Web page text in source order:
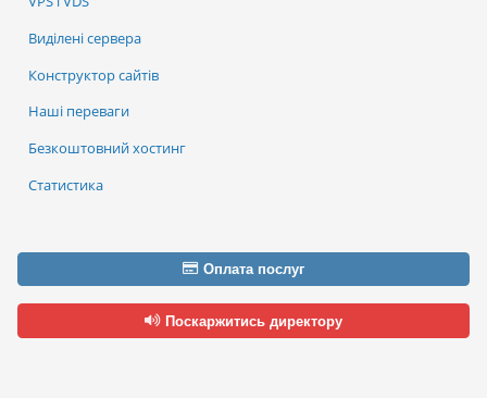
Виділені сервера
Конструктор сайтів
Наші переваги
Безкоштовний хостинг
Статистика
Оплата послуг
Поскаржитись директору